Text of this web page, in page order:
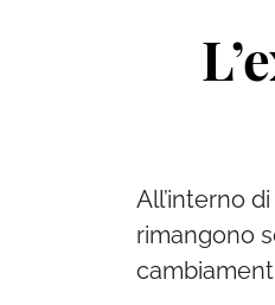
All’interno
rimangono